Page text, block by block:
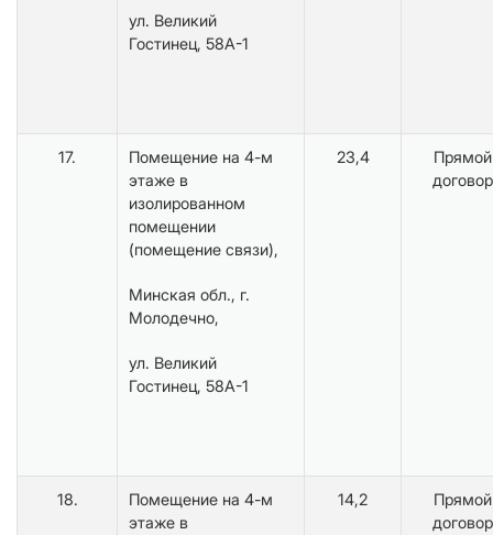
ул. Великий
Гостинец, 58А-1
17.
Помещение на 4-м
этаже в
изолированном
помещении
(помещение связи),
Минская обл., г.
Молодечно,
ул. Великий
Гостинец, 58А-1
23,4
Прямой
договор
18.
Помещение на 4-м
этаже в
14,2
Прямой
договор